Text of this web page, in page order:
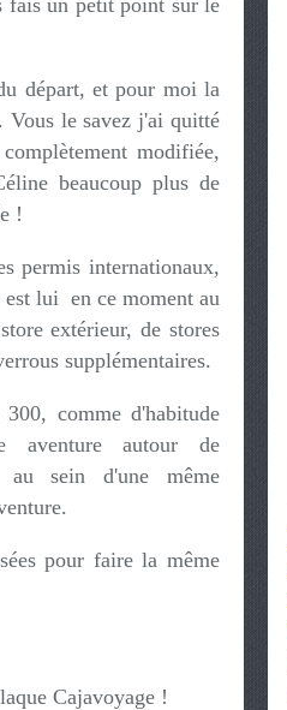
fais un petit point sur le
départ, et pour moi la
Vous le savez j'ai quitté
modifiée,
beaucoup plus de
!
permis internationaux,
est lui en ce moment au
extérieur, de stores
supplémentaires.
comme d'habitude
autour de
au sein d'une même
pour faire la même
Cajavoyage !